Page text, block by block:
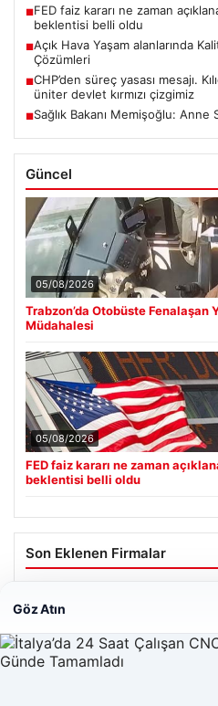
■FED faiz kararı ne zaman
beklentisi belli oldu
■Açık Hava Yaşam alanlarında
Çözümleri
■CHP’den süreç yasası mesajı.
üniter devlet kırmızı çizgimiz
■Sağlık Bakanı Memişoğlu: Anne
Güncel
05/08/2026
Trabzon’da Otobüste Fenalaşan
Müdahalesi
05/08/2026
FED faiz kararı ne zaman
beklentisi belli oldu
Son Eklenen Firmalar
Göz Atın